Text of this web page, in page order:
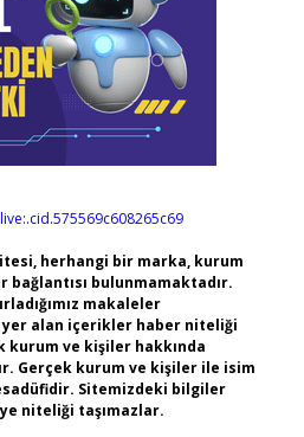
herhangi bir marka, kurum
bağlantısı bulunmamaktadır.
makaleler
yer alan içerikler haber niteliği
kurum ve kişiler hakkında
Gerçek kurum ve kişiler ile isim
Sitemizdeki bilgiler
niteliği taşımazlar.